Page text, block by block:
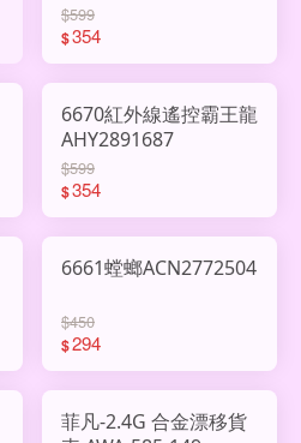
$599
$354
6670紅外線遙控霸王龍
AHY2891687
$599
$354
6661螳螂ACN2772504
$450
$294
菲凡-2.4G 合金漂移貨